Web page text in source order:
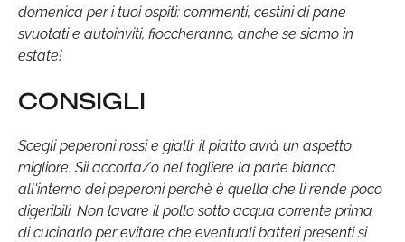
domenica per i tuoi ospiti: commenti, cestini di pane
svuotati e autoinviti, fioccheranno, anche se siamo in
estate!
CONSIGLI
Scegli peperoni rossi e gialli: il piatto avrà un aspetto
migliore. Sii accorta/o nel togliere la parte bianca
all'interno dei peperoni perchè è quella che li rende poco
digeribili. Non lavare il pollo sotto acqua corrente prima
di cucinarlo per evitare che eventuali batteri presenti si